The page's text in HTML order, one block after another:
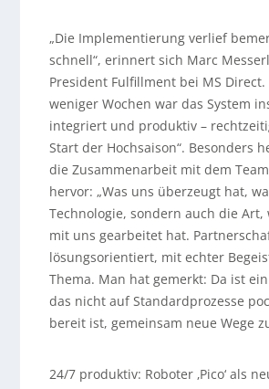
„Die Implementierung verlief
schnell“, erinnert sich Marc
President Fulfillment bei MS
weniger Wochen war das System
integriert und produktiv –
Start der Hochsaison“. Besonders
die Zusammenarbeit mit dem
hervor: „Was uns überzeugt hat,
Technologie, sondern auch die Art,
mit uns gearbeitet hat.
lösungsorientiert, mit echter
Thema. Man hat gemerkt: Da ist
das nicht auf Standardprozesse
bereit ist, gemeinsam neue Wege
24/7 produktiv: Roboter ‚Pico‘ als